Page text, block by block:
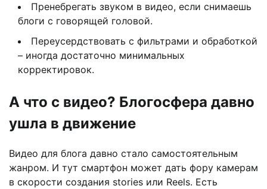
Пренебрегать звуком в видео, если снимаешь
блоги с говорящей головой.
Переусердствовать с фильтрами и обработкой
– иногда достаточно минимальных
корректировок.
А что с видео? Блогосфера давно
ушла в движение
Видео для блога давно стало самостоятельным
жанром. И тут смартфон может дать фору камерам
в скорости создания stories или Reels. Есть